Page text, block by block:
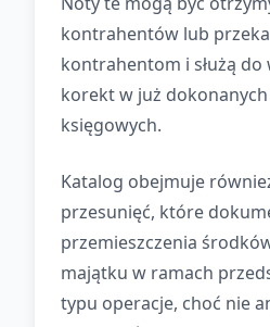
kontrahentów lub
kontrahentom i służą
korekt w już
księgowych.
Katalog obejmuje
przesunięć, które
przemieszczenia
majątku w ramach
typu operacje, choć nie